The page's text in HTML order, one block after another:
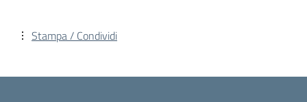
Stampa / Condividi